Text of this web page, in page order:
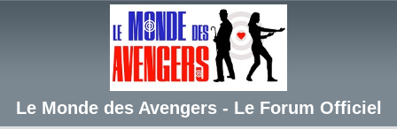
Le Monde des Avengers - Le Forum Officiel